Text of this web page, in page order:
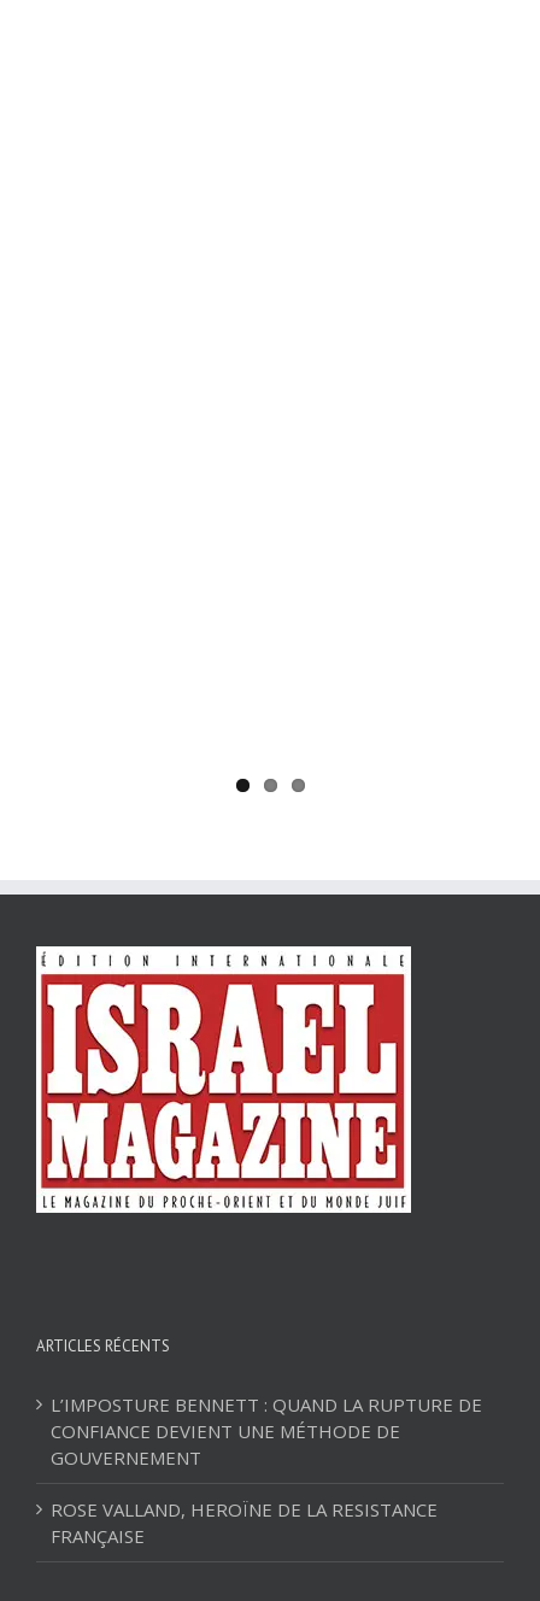
ARTICLES RÉCENTS
L’IMPOSTURE BENNETT : QUAND LA RUPTURE DE
CONFIANCE DEVIENT UNE MÉTHODE DE
GOUVERNEMENT
ROSE VALLAND, HEROÏNE DE LA RESISTANCE
FRANÇAISE